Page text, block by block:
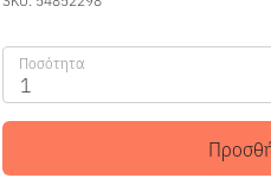
Ποσότητα
1